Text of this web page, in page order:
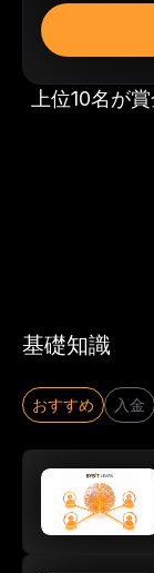
上位10名が
基礎知識
おすすめ 入金